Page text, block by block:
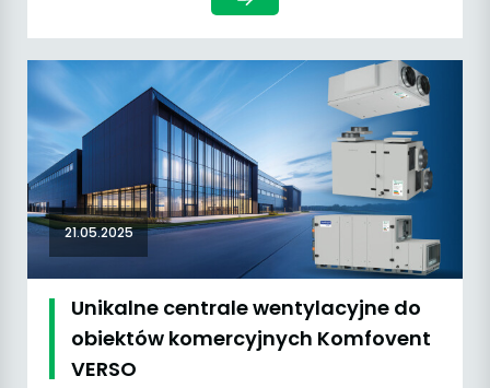
21.05.2025
Unikalne centrale wentylacyjne do
obiektów komercyjnych Komfovent
VERSO